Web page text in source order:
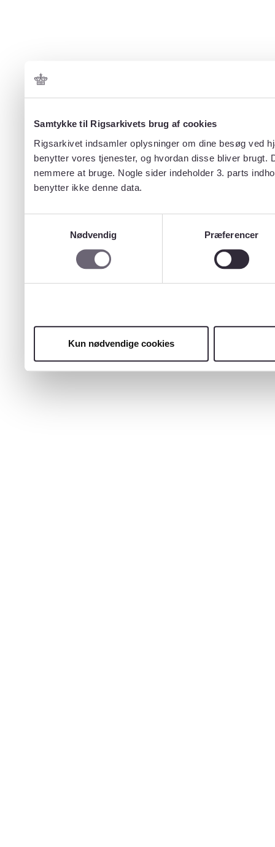
Samtykke til Rigsarkivets brug af cookies
Rigsarkivet indsamler oplysninger om dine besøg ved
benytter vores tjenester, og hvordan disse bliver
nemmere at bruge. Nogle sider indeholder 3. parts
benytter ikke denne data.
Nødvendig
Præferencer
Kun nødvendige cookies